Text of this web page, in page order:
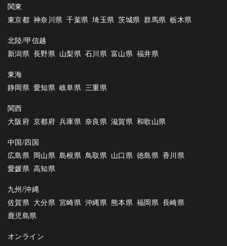
関東
東京都 神奈川県 千葉県 埼玉県 茨城県 群馬県 栃木県
北陸/甲信越
新潟県 長野県 山梨県 石川県 富山県 福井県
東海
静岡県 愛知県 岐阜県 三重県
関西
大阪府 京都府 兵庫県 奈良県 滋賀県 和歌山県
中国/四国
広島県 岡山県 島根県 鳥取県 山口県 徳島県 香川県
愛媛県 高知県
九州/沖縄
佐賀県 大分県 宮崎県 沖縄県 熊本県 福岡県 長崎県
鹿児島県
オンライン